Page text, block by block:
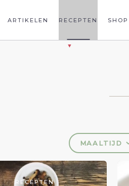
ARTIKELEN RECEPTEN SHOP
MAALTIJD
RECEPTEN